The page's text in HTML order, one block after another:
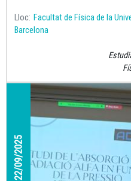
Lloc Facultat de Física de la
Barcelona
22/09/2025